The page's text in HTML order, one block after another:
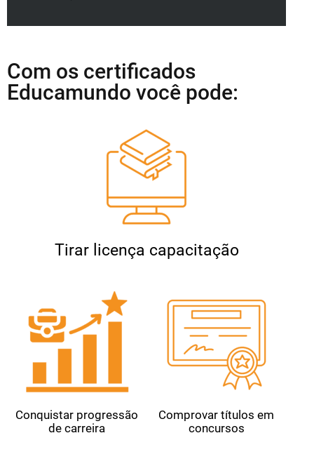
Com os certificados
Educamundo você pode:
Tirar licença capacitação
Conquistar progressão
de carreira
Comprovar títulos em
concursos